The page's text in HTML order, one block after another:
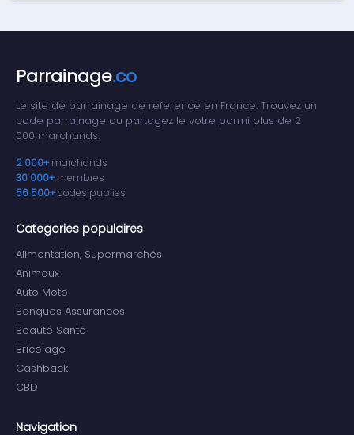
Parrainage.co
Le site de parrainage de reference en France. Trouvez un
code parrainage ou partagez le votre parmi plus de 2
000 marchands.
2 000+ marchands
30 000+ membres
56 500+codes publies
Categories populaires
Alimentation, Supermarchés
Animaux
Auto Moto
Banques Assurances
Beauté Santé
Bricolage
Cashback
CBD
Navigation